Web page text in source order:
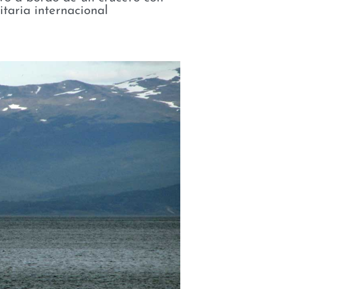
internacional